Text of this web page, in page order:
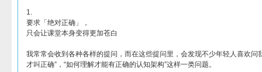
1.
要求「绝对正确」，
只会让课堂本身变得更加苍白
我常常会收到各种各样的提问，而在这些提问里，会发现不少年轻人喜欢问
才叫正确”，“如何理解才能有正确的认知架构”这样一类问题。